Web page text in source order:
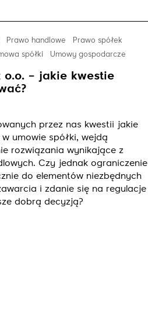
Prawo handlowe
Prawo spółek
spółki Umowy gospodarcze
o.o. – jakie kwestie
przez nas kwestii jakie
umowie spółki, wejdą
rozwiązania wynikające z
Czy jednak ograniczenie
do elementów niezbędnych
i zdanie się na regulacje
dobrą decyzją?